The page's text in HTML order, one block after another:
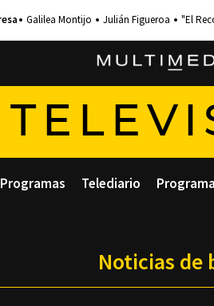
Galilea Montijo Julián Figueroa "El
Programas Telediario
Noticias de